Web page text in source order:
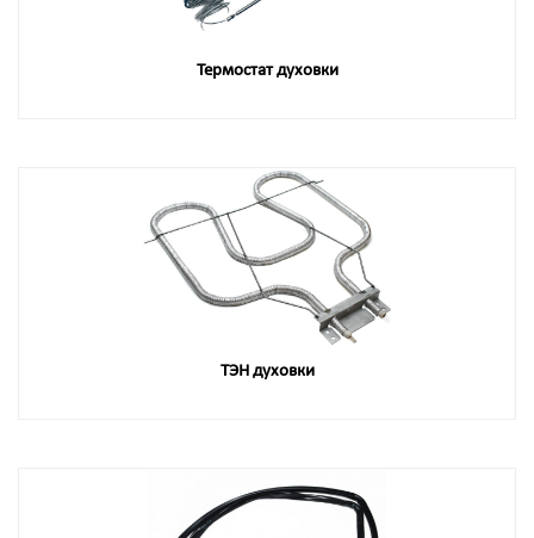
Термостат духовки
ТЭН духовки